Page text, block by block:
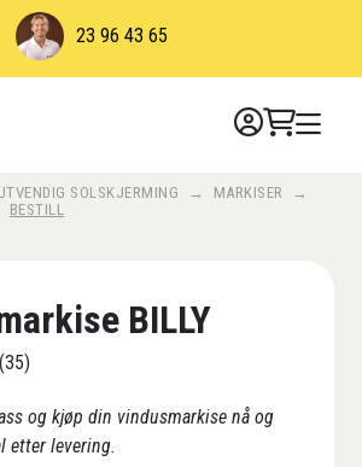
23 96 43 65
SOLSKJERMING → MARKISER
→
BESTILL
BILLY
(35)
og kjøp din vindusmarkise nå og
etter levering.